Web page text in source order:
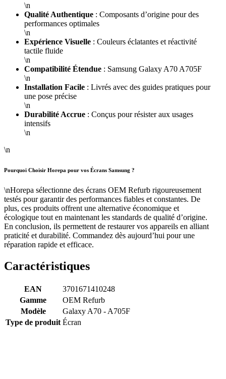
\n
Qualité Authentique : Composants d’origine pour des
performances optimales
\n
Expérience Visuelle : Couleurs éclatantes et réactivité
tactile fluide
\n
Compatibilité Étendue : Samsung Galaxy A70 A705F
\n
Installation Facile : Livrés avec des guides pratiques pour
une pose précise
\n
Durabilité Accrue : Conçus pour résister aux usages
intensifs
\n
\n
Pourquoi Choisir Horepa pour vos Écrans Samsung ?
\nHorepa sélectionne des écrans OEM Refurb rigoureusement
testés pour garantir des performances fiables et constantes. De
plus, ces produits offrent une alternative économique et
écologique tout en maintenant les standards de qualité d’origine.
En conclusion, ils permettent de restaurer vos appareils en alliant
praticité et durabilité. Commandez dès aujourd’hui pour une
réparation rapide et efficace.
Caractéristiques
EAN
3701671410248
Gamme
OEM Refurb
Modèle
Galaxy A70 - A705F
Type de produit Écran